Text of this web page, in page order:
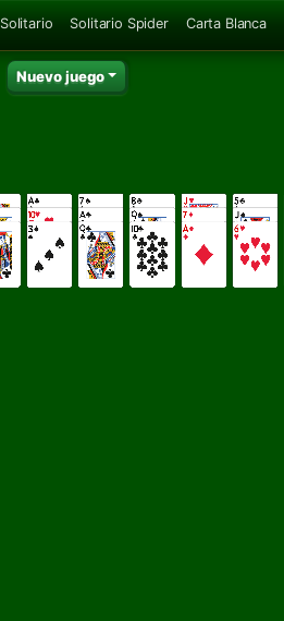
Solitario Solitario Spider Carta Blanca
Nuevo juego